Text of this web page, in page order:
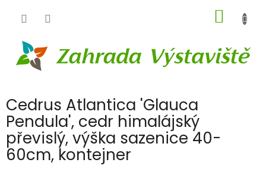
KOŠÍK
Cedrus Atlantica 'Glauca
Pendula', cedr himalájský
převislý, výška sazenice 40-
60cm, kontejner